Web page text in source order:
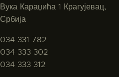
Вука Караџића 1 Крагујевац,
Србија
034 331 782
034 333 302
034 333 312